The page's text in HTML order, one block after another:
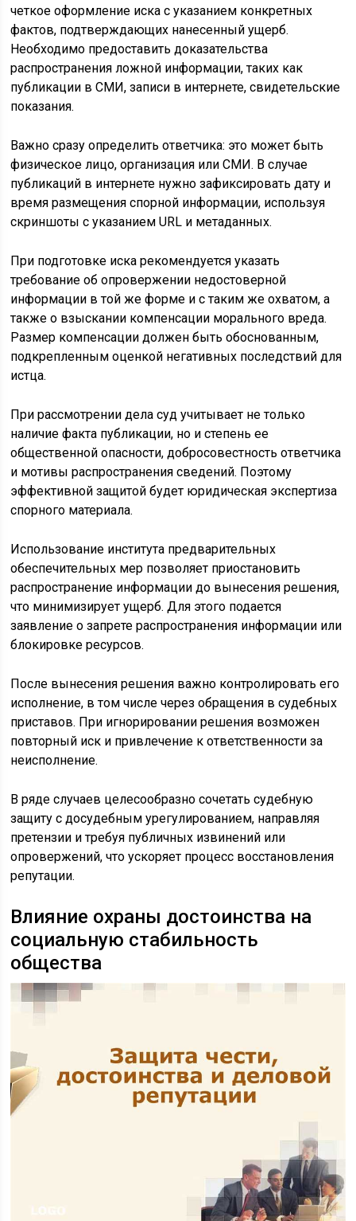
четкое оформление иска с указанием конкретных
фактов, подтверждающих нанесенный ущерб.
Необходимо предоставить доказательства
распространения ложной информации, таких как
публикации в СМИ, записи в интернете, свидетельские
показания.
Важно сразу определить ответчика: это может быть
физическое лицо, организация или СМИ. В случае
публикаций в интернете нужно зафиксировать дату и
время размещения спорной информации, используя
скриншоты с указанием URL и метаданных.
При подготовке иска рекомендуется указать
требование об опровержении недостоверной
информации в той же форме и с таким же охватом, а
также о взыскании компенсации морального вреда.
Размер компенсации должен быть обоснованным,
подкрепленным оценкой негативных последствий для
истца.
При рассмотрении дела суд учитывает не только
наличие факта публикации, но и степень ее
общественной опасности, добросовестность ответчика
и мотивы распространения сведений. Поэтому
эффективной защитой будет юридическая экспертиза
спорного материала.
Использование института предварительных
обеспечительных мер позволяет приостановить
распространение информации до вынесения решения,
что минимизирует ущерб. Для этого подается
заявление о запрете распространения информации или
блокировке ресурсов.
После вынесения решения важно контролировать его
исполнение, в том числе через обращения в судебных
приставов. При игнорировании решения возможен
повторный иск и привлечение к ответственности за
неисполнение.
В ряде случаев целесообразно сочетать судебную
защиту с досудебным урегулированием, направляя
претензии и требуя публичных извинений или
опровержений, что ускоряет процесс восстановления
репутации.
Влияние охраны достоинства на
социальную стабильность
общества